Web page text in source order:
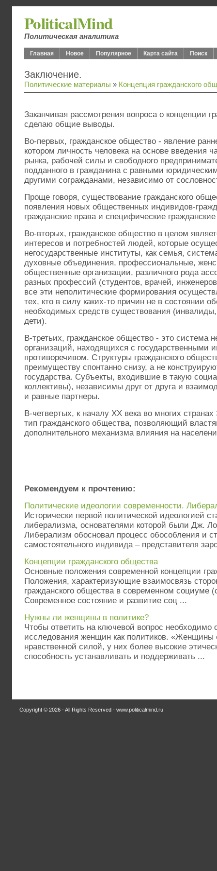
PoliticalMind
Политическая аналитика
Главная Новое Популярное Карта сайта Поиск
Заключение.
Политические материалы » Концепция гражданского
Заканчивая рассмотрения вопроса о концепции
сделаю общие выводы.
Во-первых, гражданское общество - явление
котором личность человека на основе введения
рынка, рабочей силы и свободного
подданного в гражданина с равными
другими согражданами, независимо от
Проще говоря, существование гражданского
появления новых общественных индивидов-
гражданские права и специфические гражданские
Во-вторых, гражданское общество в целом
интересов и потребностей людей, которые
негосударственные институты, как семья,
духовные объединения, профессиональные,
общественные организации, различного рода
разных профессий (студентов, врачей,
все эти неполитические формирования
тех, кто в силу каких-то причин не в состоянии
необходимых средств существования
дети).
В-третьих, гражданское общество - это система
организаций, находящихся с государственными
противоречивом. Структуры гражданского
преимуществу спонтанно снизу, а не
государства. Субъекты, входившие в такую
коллективы), независимы друг от друга и
и равные партнеры.
В-четвертых, к началу ХХ века во многих
тип гражданского общества, позволяющий
дополнительного механизма влияния на
Рекомендуем к прочтению:
Политические идеологии современности.
Исторически первой политической идеологией
либерализма, основателями которой были Дж.
Либерализм обосновал процесс обособления и
самостоятельного индивида – представителя
Концепции гражданского общества
Основные положения современной концепции
Положения, характеризующие взаимосвязь
гражданского общества в современном социуме
Современное состояние и развитие соц ...
Нужны ли женщины в политике?
Чтобы ответить на ключевой вопрос необходимо
исследования женщин как политиков.
нравственной силой, у них более высокие
способность устанавливать и поддерживать ...
Copyright © 2026 - All Rights Reserved - www.politicalmind.ru